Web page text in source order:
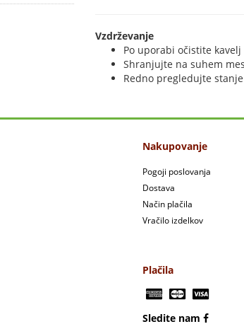
Vzdrževanje
Po uporabi očistite
Shranjujte na suhem
Redno pregledujte
Nakupovanje
Pogoji poslovanja
Dostava
Način plačila
Vračilo izdelkov
Plačila
Sledite nam